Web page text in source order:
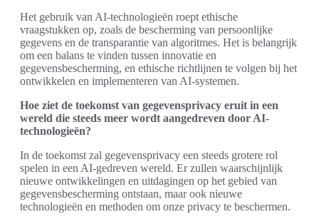
Het gebruik van AI-technologieën roept ethische
vraagstukken op, zoals de bescherming van persoonlijke
gegevens en de transparantie van algoritmes. Het is belangrijk
om een balans te vinden tussen innovatie en
gegevensbescherming, en ethische richtlijnen te volgen bij het
ontwikkelen en implementeren van AI-systemen.
Hoe ziet de toekomst van gegevensprivacy eruit in een
wereld die steeds meer wordt aangedreven door AI-
technologieën?
In de toekomst zal gegevensprivacy een steeds grotere rol
spelen in een AI-gedreven wereld. Er zullen waarschijnlijk
nieuwe ontwikkelingen en uitdagingen op het gebied van
gegevensbescherming ontstaan, maar ook nieuwe
technologieën en methoden om onze privacy te beschermen.